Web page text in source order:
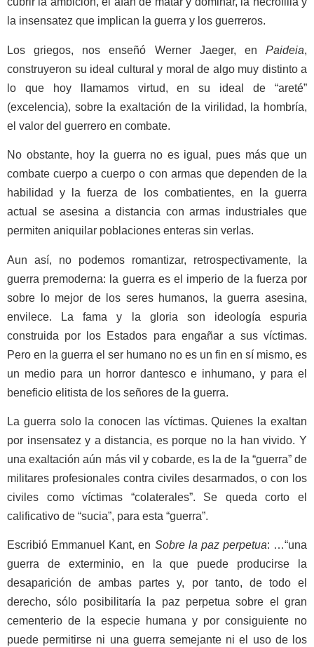
la insensatez que implican la guerra y los guerreros.
Los griegos, nos enseñó Werner Jaeger, en Paideia,
construyeron su ideal cultural y moral de algo muy distinto a
lo que hoy llamamos virtud, en su ideal de “areté”
(excelencia), sobre la exaltación de la virilidad, la hombría,
el valor del guerrero en combate.
No obstante, hoy la guerra no es igual, pues más que un
combate cuerpo a cuerpo o con armas que dependen de la
habilidad y la fuerza de los combatientes, en la guerra
actual se asesina a distancia con armas industriales que
permiten aniquilar poblaciones enteras sin verlas.
Aun así, no podemos romantizar, retrospectivamente, la
guerra premoderna: la guerra es el imperio de la fuerza por
sobre lo mejor de los seres humanos, la guerra asesina,
envilece. La fama y la gloria son ideología espuria
construida por los Estados para engañar a sus víctimas.
Pero en la guerra el ser humano no es un fin en sí mismo, es
un medio para un horror dantesco e inhumano, y para e
beneficio elitista de los señores de la guerra.
La guerra solo la conocen las víctimas. Quienes la exaltan
por insensatez y a distancia, es porque no la han vivido. Y
una exaltación aún más vil y cobarde, es la de la “guerra” de
militares profesionales contra civiles desarmados, o con los
civiles como víctimas “colaterales”. Se queda corto el
calificativo de “sucia”, para esta “guerra”.
Escribió Emmanuel Kant, en Sobre la paz perpetua: …“una
guerra de exterminio, en la que puede producirse la
desaparición de ambas partes y, por tanto, de todo el
derecho, sólo posibilitaría la paz perpetua sobre el gran
cementerio de la especie humana y por consiguiente no
puede permitirse ni una guerra semejante ni el uso de los